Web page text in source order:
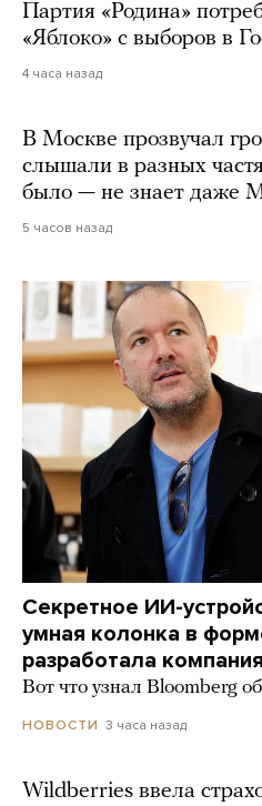
Партия «Родина»
«Яблоко» с выборов в
4 часа назад
В Москве прозвучал
слышали в разных
было — не знает даже
5 часов назад
Секретное ИИ-
умная колонка в
разработала
Вот что узнал Bloomberg
НОВОСТИ 3 часа назад
Wildberries ввела